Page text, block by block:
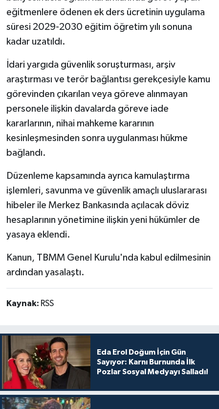
eğitmenlere ödenen ek ders ücretinin uygulama
süresi 2029-2030 eğitim öğretim yılı sonuna
kadar uzatıldı.
İdari yargıda güvenlik soruşturması, arşiv
araştırması ve terör bağlantısı gerekçesiyle kamu
görevinden çıkarılan veya göreve alınmayan
personele ilişkin davalarda göreve iade
kararlarının, nihai mahkeme kararının
kesinleşmesinden sonra uygulanması hükme
bağlandı.
Düzenleme kapsamında ayrıca kamulaştırma
işlemleri, savunma ve güvenlik amaçlı uluslararası
hibeler ile Merkez Bankasında açılacak döviz
hesaplarının yönetimine ilişkin yeni hükümler de
yasaya eklendi.
Kanun, TBMM Genel Kurulu'nda kabul edilmesinin
ardından yasalaştı.
Kaynak: RSS
Eda Erol Doğum İçin Gün
Sayıyor: Karnı Burnunda İlk
Pozlar Sosyal Medyayı Salladı!